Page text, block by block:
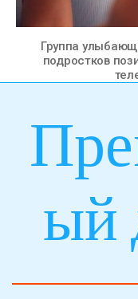
Группа
подростков
ый